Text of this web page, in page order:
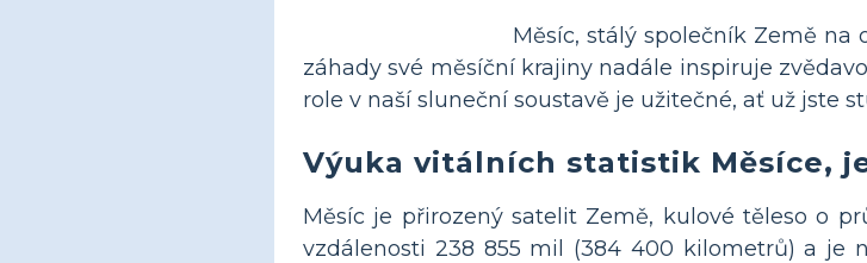
Měsíc, stálý společník Země na
záhady své měsíční krajiny nadále inspiruje
role v naší sluneční soustavě je užitečné, ať už jste
Výuka vitálních statistik Měsíce,
Měsíc je přirozený satelit Země, kulové těleso o
vzdálenosti 238 855 mil (384 400 kilometrů) a je